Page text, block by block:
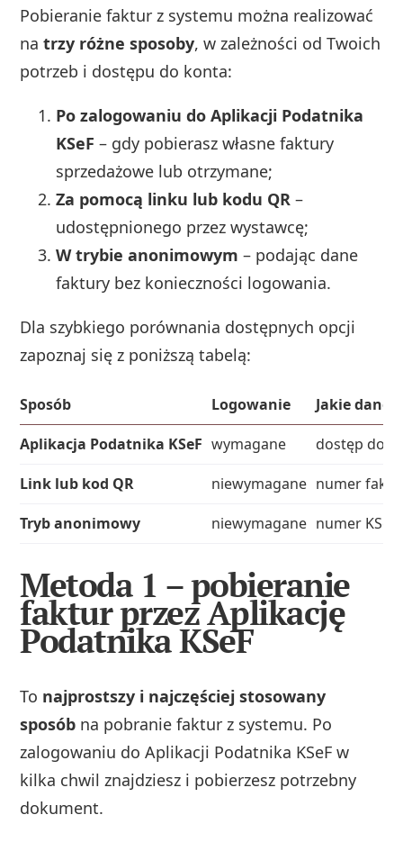
Pobieranie faktur z systemu można realizować
natrzy różne sposoby, w zależności od Twoich
potrzeb i dostępu do konta:
Po zalogowaniu do Aplikacji Podatnika
KSeF – gdy pobierasz własne faktury
sprzedażowe lub otrzymane;
Za pomocą linku lub kodu QR –
udostępnionego przez wystawcę;
W trybie anonimowym – podając dane
faktury bez konieczności logowania.
Dla szybkiego porównania dostępnych opcji
zapoznaj się z poniższą tabelą:
Sposób Logowanie
Jakie dane
Aplikacja Podatnika KSeF wymagane
dostęp do
Link lub kod QR
niewymagane numer
Tryb anonimowy
niewymagane numer
Metoda 1 – pobieranie
faktur przez Aplikację
Podatnika KSeF
To najprostszy i najczęściej stosowany
sposób na pobranie faktur z systemu. Po
zalogowaniu do Aplikacji Podatnika KSeF w
kilka chwil znajdziesz i pobierzesz potrzebny
dokument.